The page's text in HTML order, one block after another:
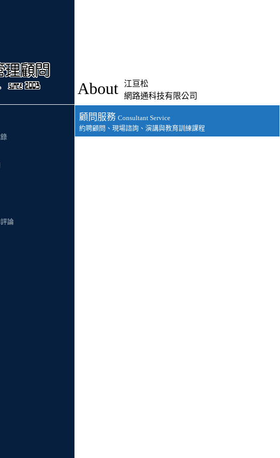
About
江亘松
網路通科技有限公司
論
顧問服務 Consultant Service
約聘顧問、現場諮詢、演講與教育訓練課程